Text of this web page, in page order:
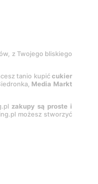
z Twojego bliskiego
tanio kupićcukier
Media Markt
zakupy są proste i
możesz stworzyć